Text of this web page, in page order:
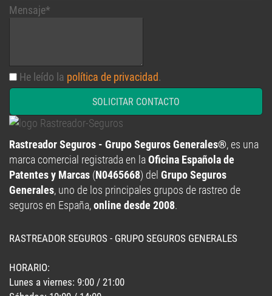
Mensaje*
He leído la política de privacidad.
SOLICITAR CONTACTO
Rastreador Seguros - Grupo Seguros Generales®, es una
marca comercial registrada en laOficina Española de
Patentes y Marcas (N0465668) del Grupo Seguros
Generales, uno de los principales grupos de rastreo de
seguros en España,online desde 2008.
RASTREADOR SEGUROS - GRUPO SEGUROS GENERALES
HORARIO:
Lunes a viernes: 9:00 / 21:00